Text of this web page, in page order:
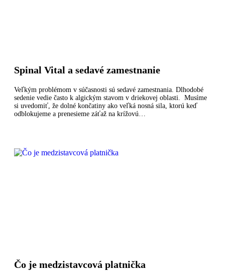
Spinal Vital a sedavé zamestnanie
Veľkým problémom v súčasnosti sú sedavé zamestnania. Dlhodobé
sedenie vedie často k algickým stavom v driekovej oblasti. Musíme
si uvedomiť, že dolné končatiny ako veľká nosná sila, ktorú keď
odblokujeme a prenesieme záťaž na krížovú…
Čo je medzistavcová platnička